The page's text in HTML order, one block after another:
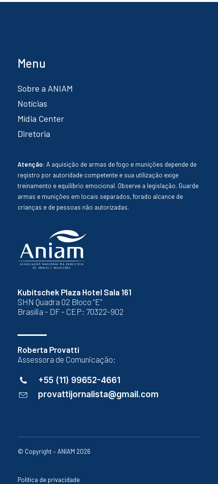
Kubitschek Plaza Hotel Sala 161
SHN Quadra 02 Bloco “E”
Brasília - DF - CEP: 70322-902
Roberta Provatti
Assessora de Comunicação:
+55 (11) 99652-4661
provattijornalista@gmail.com
Menu
Sobre a ANIAM
Notícias
Mídia Center
Diretoria
Atenção: A aquisição de armas de fogo e munições depende de
registro por autoridade competente e sua utilização exige
treinamento e equilíbrio emocional. Observe a legislação. Guarde
armas e munições em locais separados, forado alcance de
crianças e de pessoas não autorizadas.
© Copyright – ANIAM 2026
Política de privacidade